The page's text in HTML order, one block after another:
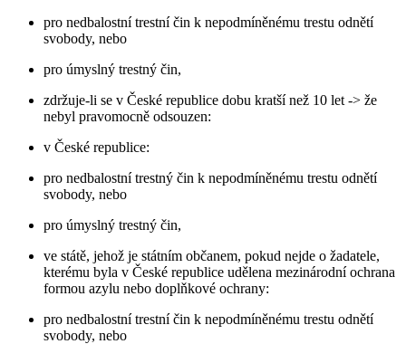
pro nedbalostní trestní čin k nepodmíněnému trestu odnětí
svobody, nebo
pro úmyslný trestný čin,
zdržuje-li se v České republice dobu kratší než 10 let -> že
nebyl pravomocně odsouzen:
v České republice:
pro nedbalostní trestný čin k nepodmíněnému trestu odnětí
svobody, nebo
pro úmyslný trestný čin,
ve státě, jehož je státním občanem, pokud nejde o žadatele,
kterému byla v České republice udělena mezinárodní ochrana
formou azylu nebo doplňkové ochrany:
pro nedbalostní trestní čin k nepodmíněnému trestu odnětí
svobody, nebo